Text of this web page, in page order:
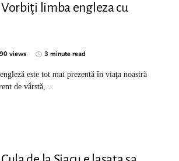
Vorbiţi limba engleza cu
views 3 minute read
este tot mai prezentă în viaţa noastră
de vârstă,…